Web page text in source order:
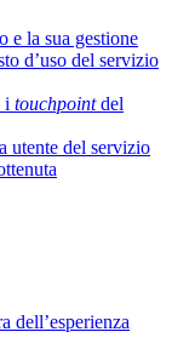
e la sua gestione
d’uso del servizio
i touchpointdel
utente del servizio
dell’esperienza